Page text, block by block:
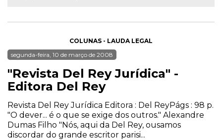
COLUNAS - LAUDA LEGAL
segunda-feira, 10 de março de 2008
"Revista Del Rey Jurídica" -
Editora Del Rey
Revista Del Rey Jurídica Editora : Del ReyPágs : 98 p.
"O dever... é o que se exige dos outros." Alexandre
Dumas Filho "Nós, aqui da Del Rey, ousamos
discordar do grande escritor parisi...